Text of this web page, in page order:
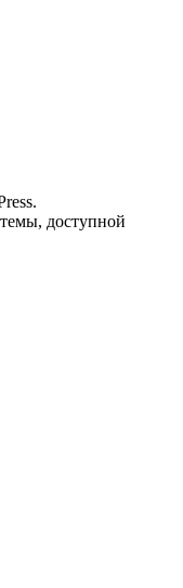
доступной